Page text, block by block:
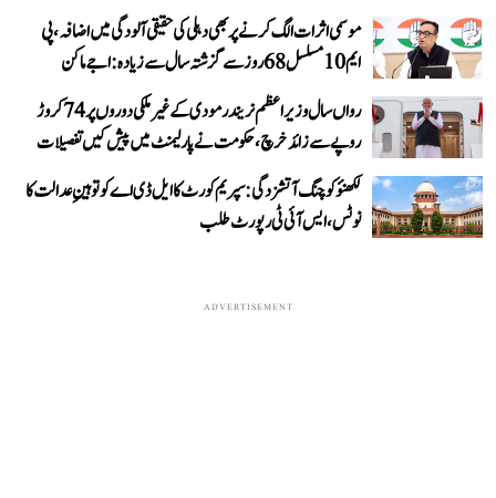
موسمی اثرات الگ کرنے پر بھی دہلی کی حقیقی آلودگی میں اضافہ، پی
ایم 10 مسلسل 68 روز سے گزشتہ سال سے زیادہ: اجے ماکن
رواں سال وزیر اعظم نریندر مودی کے غیر ملکی دوروں پر 74 کروڑ
روپے سے زائد خرچ، حکومت نے پارلیمنٹ میں پیش کیں تفصیلات
لکھنؤ کوچنگ آتشزدگی: سپریم کورٹ کا ایل ڈی اے کو توہینِ عدالت کا
نوٹس، ایس آئی ٹی رپورٹ طلب
ADVERTISEMENT